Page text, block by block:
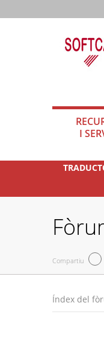
I
Compartiu
Índex del